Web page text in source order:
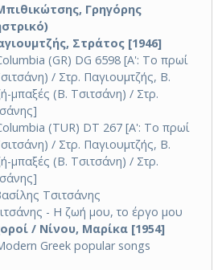
Γρηγόρης
Στράτος [1946]
(GR) DG 6598 [A': Το πρωί
/ Στρ. Παγιουμτζής, Β.
μπαξές (Β. Τσιτσάνη) / Στρ.
(TUR) DT 267 [A': Το πρωί
/ Στρ. Παγιουμτζής, Β.
μπαξές (Β. Τσιτσάνη) / Στρ.
Τσιτσάνης
- Η ζωή μου, το έργο μου
/ Νίνου, Μαρίκα [1954]
Greek popular songs